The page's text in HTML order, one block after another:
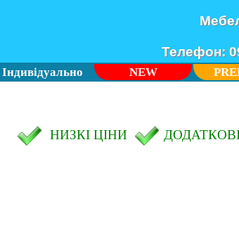
Телефон:
Індивідуально NEW
НИЗКІ ЦІНИ